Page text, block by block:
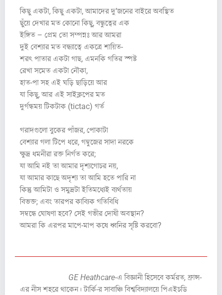
কিছু একটা, কিছু একটা, আমাদের দু’জনের বাইরে অবস্থিত
ছুঁয়ে দেখার মত কোনো কিছু, বন্ধুত্বের এক
ইঙ্গিত – প্রেম তো সম্পন্নঃ আর আমরা
দুই বেশ্যার মত বন্ধ্যাত্বে একত্রে শায়িত-
শরৎ পাতার একটা গাছ, এমনকি গতির স্পষ্ট
রেখা সমেত একটা নৌকা,
হাত-পা সহ এই ঘড়ি ছাড়িয়ে আর
যা কিছু, আর এই সাইক্লপের মত
দুর্গন্ধময় টিকটাক (tictac) গর্ত
গরাদগুলো বুকের পাঁজর, পোকাটা
বেশ্যার গলা টিপে ধরে, গম্বুজের সাদা নরকে
ক্ষুদ্র ধমনীরা রক্ত নির্গত করে;
যা আমি নই তা আমার দৃশ্যগোচর নয়,
যা আমার কাছে অদৃশ্য তা আমি হতে পারি না
কিন্তু আমিটা ও সমুদ্রটা ইতিমধ্যেই ব্যর্থতায়
বিভক্ত; এবং তারপর কাব্যিক গতিবিধি
সম্বন্ধে ঘোষণা হবে? সেই গভীর দোষী অবস্থান?
আমরা কি এরপর মাপে-মাপ কষে ধ্বনির সৃষ্টি করবো?
GE Heathcare-এ বিজ্ঞানী হিসেবে কর্মরত, ফ্রান্স-
এর নীস শহরে থাকেন। টার্কি-র সাবাঞ্চি বিশ্ববিদ্যালয়ে পিএইচডি